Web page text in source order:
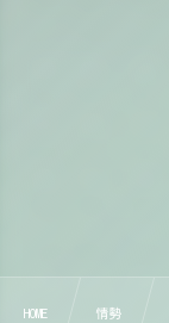
HOME 情勢